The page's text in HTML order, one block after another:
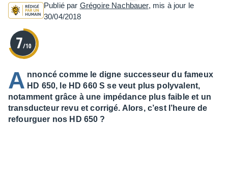
Publié par Grégoire Nachbauer, mis à jour le
30/04/2018
7/10
A nnoncé comme le digne successeur du fameux
HD 650, le HD 660 S se veut plus polyvalent,
notamment grâce à une impédance plus faible et un
transducteur revu et corrigé. Alors, c’est l’heure de
refourguer nos HD 650 ?